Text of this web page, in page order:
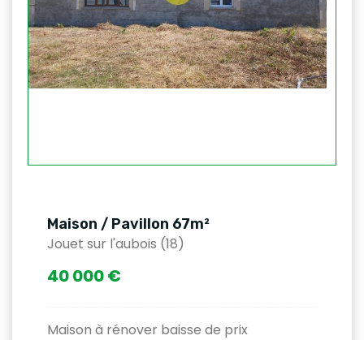
Maison / Pavillon 67m²
Jouet sur l'aubois (18)
40 000 €
Maison à rénover baisse de prix